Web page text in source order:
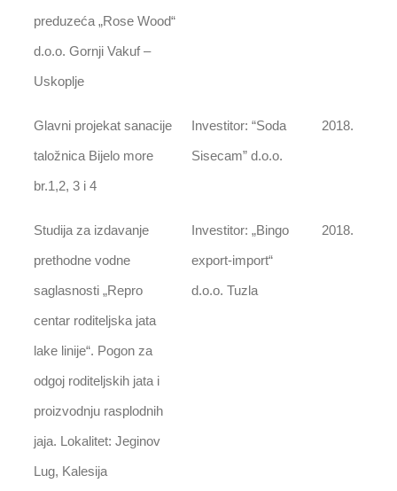
preduzeća „Rose Wood“
d.o.o. Gornji Vakuf –
Uskoplje
Glavni projekat sanacije
taložnica Bijelo more
br.1,2, 3 i 4
Investitor: “Soda
Sisecam” d.o.o.
2018.
Studija za izdavanje
prethodne vodne
saglasnosti „Repro
centar roditeljska jata
lake linije“. Pogon za
odgoj roditeljskih jata i
proizvodnju rasplodnih
jaja. Lokalitet: Jeginov
Lug, Kalesija
Investitor: „Bingo
export-import“
d.o.o. Tuzla
2018.